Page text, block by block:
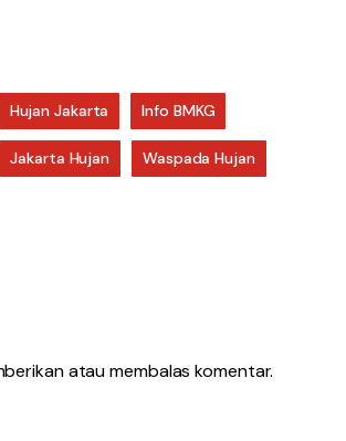
Hujan Jakarta Info BMKG
Jakarta Hujan Waspada Hujan
atau membalas komentar.